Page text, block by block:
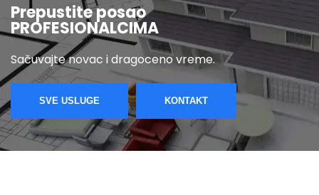
Prepustite posao
PROFESIONALCIMA
Sačuvajte novac i dragoceno vreme.
SVE USLUGE KONTAKT